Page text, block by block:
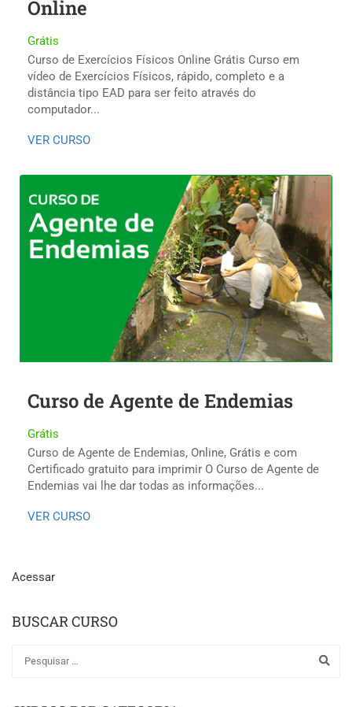
Online
Grátis
Curso de Exercícios Físicos Online Grátis Curso em
vídeo de Exercícios Físicos, rápido, completo e a
distância tipo EAD para ser feito através do
computador...
VER CURSO
Curso de Agente de Endemias
Grátis
Curso de Agente de Endemias, Online, Grátis e com
Certificado gratuito para imprimir O Curso de Agente de
Endemias vai lhe dar todas as informações...
VER CURSO
Acessar
BUSCAR CURSO